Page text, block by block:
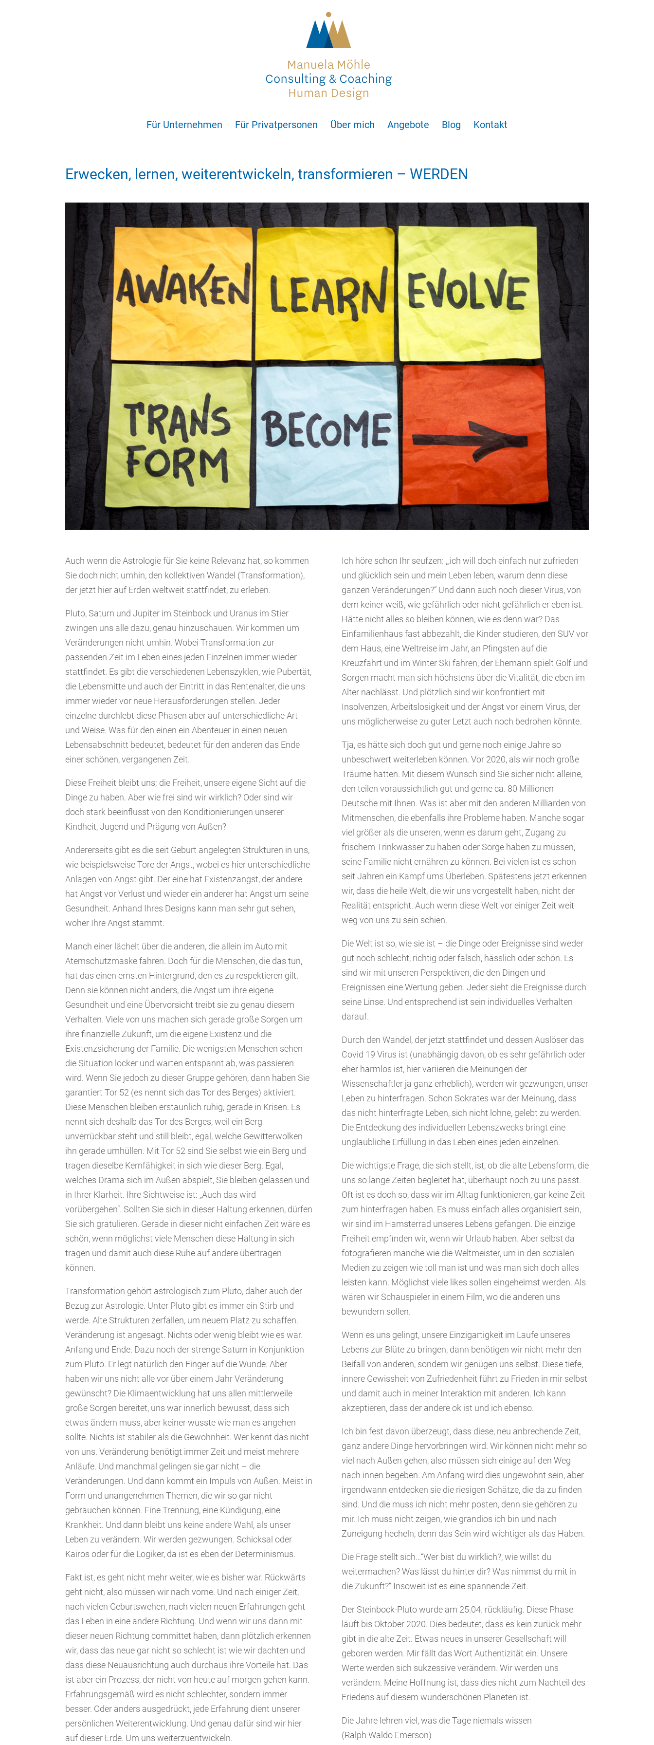
Für Unternehmen Für Privatpersonen Über mich Angebote Blog Kontakt
Erwecken, lernen, weiterentwickeln, transformieren – WERDEN
Auch wenn die Astrologie für Sie keine Relevanz hat, so kommen
Sie doch nicht umhin, den kollektiven Wandel (Transformation),
der jetzt hier auf Erden weltweit stattfindet, zu erleben.
Pluto, Saturn und Jupiter im Steinbock und Uranus im Stier
zwingen uns alle dazu, genau hinzuschauen. Wir kommen um
Veränderungen nicht umhin. Wobei Transformation zur
passenden Zeit im Leben eines jeden Einzelnen immer wieder
stattfindet. Es gibt die verschiedenen Lebenszyklen, wie Pubertät,
die Lebensmitte und auch der Eintritt in das Rentenalter, die uns
immer wieder vor neue Herausforderungen stellen. Jeder
einzelne durchlebt diese Phasen aber auf unterschiedliche Art
und Weise. Was für den einen ein Abenteuer in einen neuen
Lebensabschnitt bedeutet, bedeutet für den anderen das Ende
einer schönen, vergangenen Zeit.
Diese Freiheit bleibt uns; die Freiheit, unsere eigene Sicht auf die
Dinge zu haben. Aber wie frei sind wir wirklich? Oder sind wir
doch stark beeinflusst von den Konditionierungen unserer
Kindheit, Jugend und Prägung von Außen?
Andererseits gibt es die seit Geburt angelegten Strukturen in uns,
wie beispielsweise Tore der Angst, wobei es hier unterschiedliche
Anlagen von Angst gibt. Der eine hat Existenzangst, der andere
hat Angst vor Verlust und wieder ein anderer hat Angst um seine
Gesundheit. Anhand Ihres Designs kann man sehr gut sehen,
woher Ihre Angst stammt.
Manch einer lächelt über die anderen, die allein im Auto mit
Atemschutzmaske fahren. Doch für die Menschen, die das tun,
hat das einen ernsten Hintergrund, den es zu respektieren gilt.
Denn sie können nicht anders, die Angst um ihre eigene
Gesundheit und eine Übervorsicht treibt sie zu genau diesem
Verhalten. Viele von uns machen sich gerade große Sorgen um
ihre finanzielle Zukunft, um die eigene Existenz und die
Existenzsicherung der Familie. Die wenigsten Menschen sehen
die Situation locker und warten entspannt ab, was passieren
wird. Wenn Sie jedoch zu dieser Gruppe gehören, dann haben Sie
garantiert Tor 52 (es nennt sich das Tor des Berges) aktiviert.
Diese Menschen bleiben erstaunlich ruhig, gerade in Krisen. Es
nennt sich deshalb das Tor des Berges, weil ein Berg
unverrückbar steht und still bleibt, egal, welche Gewitterwolken
ihn gerade umhüllen. Mit Tor 52 sind Sie selbst wie ein Berg und
tragen dieselbe Kernfähigkeit in sich wie dieser Berg. Egal,
welches Drama sich im Außen abspielt, Sie bleiben gelassen und
in Ihrer Klarheit. Ihre Sichtweise ist: „Auch das wird
vorübergehen“. Sollten Sie sich in dieser Haltung erkennen, dürfen
Sie sich gratulieren. Gerade in dieser nicht einfachen Zeit wäre es
schön, wenn möglichst viele Menschen diese Haltung in sich
tragen und damit auch diese Ruhe auf andere übertragen
können.
Transformation gehört astrologisch zum Pluto, daher auch der
Bezug zur Astrologie. Unter Pluto gibt es immer ein Stirb und
werde. Alte Strukturen zerfallen, um neuem Platz zu schaffen.
Veränderung ist angesagt. Nichts oder wenig bleibt wie es war.
Anfang und Ende. Dazu noch der strenge Saturn in Konjunktion
zum Pluto. Er legt natürlich den Finger auf die Wunde. Aber
haben wir uns nicht alle vor über einem Jahr Veränderung
gewünscht? Die Klimaentwicklung hat uns allen mittlerweile
große Sorgen bereitet, uns war innerlich bewusst, dass sich
etwas ändern muss, aber keiner wusste wie man es angehen
sollte. Nichts ist stabiler als die Gewohnheit. Wer kennt das nicht
von uns. Veränderung benötigt immer Zeit und meist mehrere
Anläufe. Und manchmal gelingen sie gar nicht – die
Veränderungen. Und dann kommt ein Impuls von Außen. Meist in
Form und unangenehmen Themen, die wir so gar nicht
gebrauchen können. Eine Trennung, eine Kündigung, eine
Krankheit. Und dann bleibt uns keine andere Wahl, als unser
Leben zu verändern. Wir werden gezwungen. Schicksal oder
Kairos oder für die Logiker, da ist es eben der Determinismus.
Fakt ist, es geht nicht mehr weiter, wie es bisher war. Rückwärts
geht nicht, also müssen wir nach vorne. Und nach einiger Zeit,
nach vielen Geburtswehen, nach vielen neuen Erfahrungen geht
das Leben in eine andere Richtung. Und wenn wir uns dann mit
dieser neuen Richtung committet haben, dann plötzlich erkennen
wir, dass das neue gar nicht so schlecht ist wie wir dachten und
dass diese Neuausrichtung auch durchaus ihre Vorteile hat. Das
ist aber ein Prozess, der nicht von heute auf morgen gehen kann.
Erfahrungsgemäß wird es nicht schlechter, sondern immer
besser. Oder anders ausgedrückt, jede Erfahrung dient unserer
persönlichen Weiterentwicklung. Und genau dafür sind wir hier
auf dieser Erde. Um uns weiterzuentwickeln.
Ich höre schon Ihr seufzen: ,„ich will doch einfach nur zufrieden
und glücklich sein und mein Leben leben, warum denn diese
ganzen Veränderungen?“ Und dann auch noch dieser Virus, von
dem keiner weiß, wie gefährlich oder nicht gefährlich er eben ist.
Hätte nicht alles so bleiben können, wie es denn war? Das
Einfamilienhaus fast abbezahlt, die Kinder studieren, den SUV vor
dem Haus, eine Weltreise im Jahr, an Pfingsten auf die
Kreuzfahrt und im Winter Ski fahren, der Ehemann spielt Golf und
Sorgen macht man sich höchstens über die Vitalität, die eben im
Alter nachlässt. Und plötzlich sind wir konfrontiert mit
Insolvenzen, Arbeitslosigkeit und der Angst vor einem Virus, der
uns möglicherweise zu guter Letzt auch noch bedrohen könnte.
Tja, es hätte sich doch gut und gerne noch einige Jahre so
unbeschwert weiterleben können. Vor 2020, als wir noch große
Träume hatten. Mit diesem Wunsch sind Sie sicher nicht alleine,
den teilen voraussichtlich gut und gerne ca. 80 Millionen
Deutsche mit Ihnen. Was ist aber mit den anderen Milliarden von
Mitmenschen, die ebenfalls ihre Probleme haben. Manche sogar
viel größer als die unseren, wenn es darum geht, Zugang zu
frischem Trinkwasser zu haben oder Sorge haben zu müssen,
seine Familie nicht ernähren zu können. Bei vielen ist es schon
seit Jahren ein Kampf ums Überleben. Spätestens jetzt erkennen
wir, dass die heile Welt, die wir uns vorgestellt haben, nicht der
Realität entspricht. Auch wenn diese Welt vor einiger Zeit weit
weg von uns zu sein schien.
Die Welt ist so, wie sie ist – die Dinge oder Ereignisse sind weder
gut noch schlecht, richtig oder falsch, hässlich oder schön. Es
sind wir mit unseren Perspektiven, die den Dingen und
Ereignissen eine Wertung geben. Jeder sieht die Ereignisse durch
seine Linse. Und entsprechend ist sein individuelles Verhalten
darauf.
Durch den Wandel, der jetzt stattfindet und dessen Auslöser das
Covid 19 Virus ist (unabhängig davon, ob es sehr gefährlich oder
eher harmlos ist, hier variieren die Meinungen der
Wissenschaftler ja ganz erheblich), werden wir gezwungen, unser
Leben zu hinterfragen. Schon Sokrates war der Meinung, dass
das nicht hinterfragte Leben, sich nicht lohne, gelebt zu werden.
Die Entdeckung des individuellen Lebenszwecks bringt eine
unglaubliche Erfüllung in das Leben eines jeden einzelnen.
Die wichtigste Frage, die sich stellt, ist, ob die alte Lebensform, die
uns so lange Zeiten begleitet hat, überhaupt noch zu uns passt.
Oft ist es doch so, dass wir im Alltag funktionieren, gar keine Zeit
zum hinterfragen haben. Es muss einfach alles organisiert sein,
wir sind im Hamsterrad unseres Lebens gefangen. Die einzige
Freiheit empfinden wir, wenn wir Urlaub haben. Aber selbst da
fotografieren manche wie die Weltmeister, um in den sozialen
Medien zu zeigen wie toll man ist und was man sich doch alles
leisten kann. Möglichst viele likes sollen eingeheimst werden. Als
wären wir Schauspieler in einem Film, wo die anderen uns
bewundern sollen.
Wenn es uns gelingt, unsere Einzigartigkeit im Laufe unseres
Lebens zur Blüte zu bringen, dann benötigen wir nicht mehr den
Beifall von anderen, sondern wir genügen uns selbst. Diese tiefe,
innere Gewissheit von Zufriedenheit führt zu Frieden in mir selbst
und damit auch in meiner Interaktion mit anderen. Ich kann
akzeptieren, dass der andere ok ist und ich ebenso.
Ich bin fest davon überzeugt, dass diese, neu anbrechende Zeit,
ganz andere Dinge hervorbringen wird. Wir können nicht mehr so
viel nach Außen gehen, also müssen sich einige auf den Weg
nach innen begeben. Am Anfang wird dies ungewohnt sein, aber
irgendwann entdecken sie die riesigen Schätze, die da zu finden
sind. Und die muss ich nicht mehr posten, denn sie gehören zu
mir. Ich muss nicht zeigen, wie grandios ich bin und nach
Zuneigung hecheln, denn das Sein wird wichtiger als das Haben.
Die Frage stellt sich…“Wer bist du wirklich?, wie willst du
weitermachen? Was lässt du hinter dir? Was nimmst du mit in
die Zukunft?“ Insoweit ist es eine spannende Zeit.
Der Steinbock-Pluto wurde am 25.04. rückläufig. Diese Phase
läuft bis Oktober 2020. Dies bedeutet, dass es kein zurück mehr
gibt in die alte Zeit. Etwas neues in unserer Gesellschaft will
geboren werden. Mir fällt das Wort Authentizität ein. Unsere
Werte werden sich sukzessive verändern. Wir werden uns
verändern. Meine Hoffnung ist, dass dies nicht zum Nachteil des
Friedens auf diesem wunderschönen Planeten ist.
Die Jahre lehren viel, was die Tage niemals wissen
(Ralph Waldo Emerson)